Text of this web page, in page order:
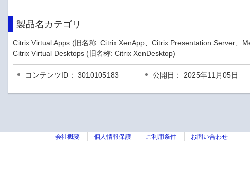
製品名カテゴリ
Citrix Virtual Apps (旧名称: Citrix XenApp、Citrix Presentation Server、
Citrix Virtual Desktops (旧名称: Citrix XenDesktop)
コンテンツID： 3010105183 公開日： 2025年11月05日
会社概要 個人情報保護 ご利用条件 お問い合わせ